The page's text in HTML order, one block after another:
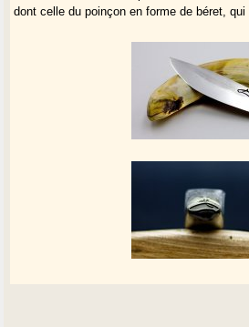
dont celle du poinçon en forme de béret, qui